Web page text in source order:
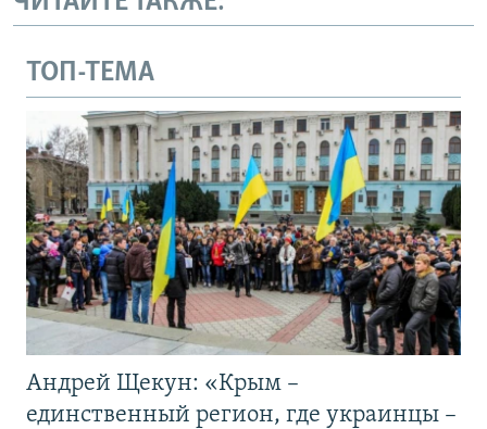
ТОП-ТЕМА
Андрей Щекун: «Крым –
единственный регион, где украинцы –